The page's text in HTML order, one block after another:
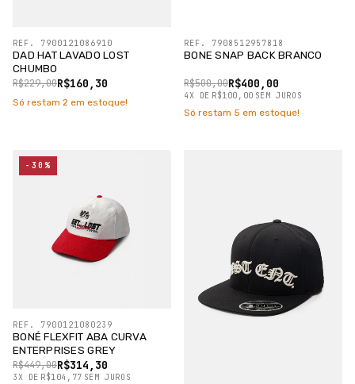
DAD HAT LAVADO LOST
CHUMBO
R$160,30
R$229,00
REF. 7900121086910
Só restam 2 em estoque!
BONE SNAP BACK BRANCO
R$400,00
R$500,00
4X DE R$100,00 SEM JUROS
REF. 7908512957818
Só restam 5 em estoque!
BONÉ FLEXFIT ABA CURVA
ENTERPRISES GREY
R$314,30
R$449,00
3X DE R$104,77 SEM JUROS
REF. 7900121080239
-30%